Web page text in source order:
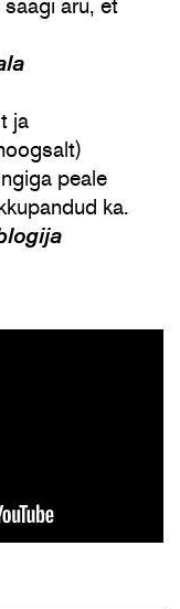
aru, et
ja
peale
ka.